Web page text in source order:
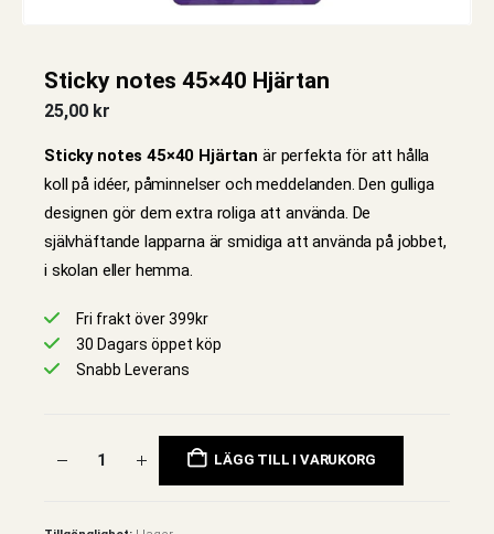
Sticky notes 45×40 Hjärtan
25,00 kr
Sticky notes 45×40 Hjärtan är perfekta för att hålla
koll på idéer, påminnelser och meddelanden. Den gulliga
designen gör dem extra roliga att använda. De
självhäftande lapparna är smidiga att använda på jobbet,
i skolan eller hemma.
Fri frakt över 399kr
30 Dagars öppet köp
Snabb Leverans
LÄGG TILL I VARUKORG